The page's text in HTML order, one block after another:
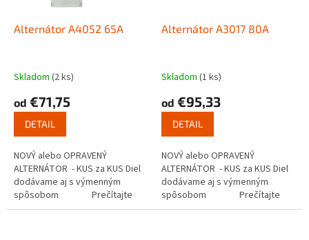
Alternátor A4052 65A
Skladom (2 ks)
od €71,75
DETAIL
NOVÝ alebo OPRAVENÝ
ALTERNÁTOR - KUS za KUS Diel
dodávame aj s výmenným
spôsobom Prečítajte
si ako...
Alternátor A3017 80A
Skladom (1 ks)
od €95,33
DETAIL
NOVÝ alebo OPRAVENÝ
ALTERNÁTOR - KUS za KUS Diel
dodávame aj s výmenným
spôsobom Prečítajte
si ako...